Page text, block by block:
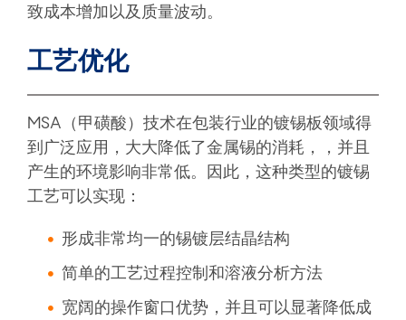
致成本增加以及质量波动。
工艺优化
MSA（甲磺酸）技术在包装行业的镀锡板领域得
到广泛应用，大大降低了金属锡的消耗，，并且
产生的环境影响非常低。因此，这种类型的镀锡
工艺可以实现：
形成非常均一的锡镀层结晶结构
简单的工艺过程控制和溶液分析方法
宽阔的操作窗口优势，并且可以显著降低成